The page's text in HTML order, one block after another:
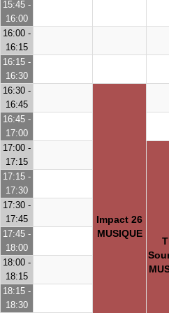
15:45 -
16:00
16:00 -
16:15
16:15 -
16:30
16:30 -
16:45
Impact 26
MUSIQUE
16:45 -
17:00
17:00 -
17:15
17:15 -
17:30
17:30 -
17:45
17:45 -
18:00
18:00 -
18:15
18:15 -
18:30